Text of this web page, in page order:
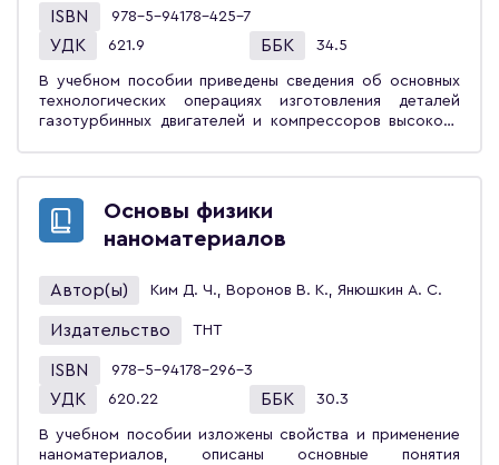
ISBN 978-5-94178-425-7
УДК 621.9 ББК 34.5
В учебном пособии приведены сведения об основных
технологических операциях изготовления деталей
газотурбинных двигателей и компрессоров высокого
технология изготовления лопаток турбин; шлифование
деталей сложной формы; электрохимическая
обработка фасонных поверхностей; технология
изготовления крыльчаток. Учебное пособие
направлению «Конструкторско-технологическое
обеспечение машиностроительных производств».
Основы физики
наноматериалов
Автор(ы) Ким Д. Ч., Воронов В. К., Янюшкин А. С.
Издательство ТНТ
ISBN 978-5-94178-296-3
УДК 620.22 ББК 30.3
В учебном пособии изложены свойства и применение
наноматериалов, описаны основные понятия